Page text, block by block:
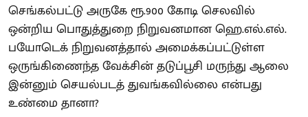
செங்கல்பட்டு அருகே ரூ.900 கோடி செலவில்
ஒன்றிய பொதுத்துறை நிறுவனமான ஹெ.எல்.எல்.
பயோடெக் நிறுவனத்தால் அமைக்கப்பட்டுள்ள
ஒருங்கிணைந்த வேக்சின் தடுப்பூசி மருந்து ஆலை
இன்னும் செயல்படத் துவங்கவில்லை என்பது
உண்மை தானா?